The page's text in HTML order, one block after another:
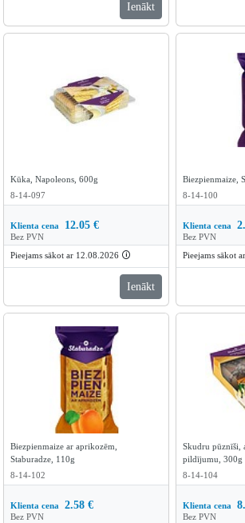
Ienākt
Kūka, Napoleons, 600g
8-14-097
Klienta cena 12.05 €
Bez PVN
Pieejams sākot ar 12.08.2026 🛈
Ienākt
Biezpienmaize,
8-14-100
Klienta cena
Bez PVN
Pieejams sākot
Biezpienmaize ar aprikozēm,
Staburadze, 110g
8-14-102
Klienta cena 2.58 €
Bez PVN
Skudru pūznīši,
pildījumu, 300g
8-14-104
Klienta cena
Bez PVN